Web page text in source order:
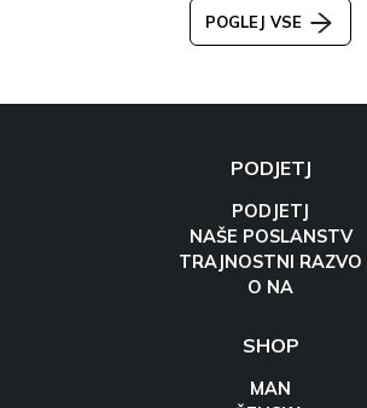
POGLEJ VSE
PODJETJ
PODJETJ
NAŠE POSLANSTV
TRAJNOSTNI RAZVO
O NA
SHOP
MAN